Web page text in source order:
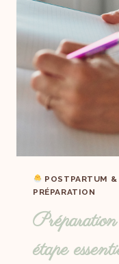
POSTPARTUM &
PRÉPARATION
étape